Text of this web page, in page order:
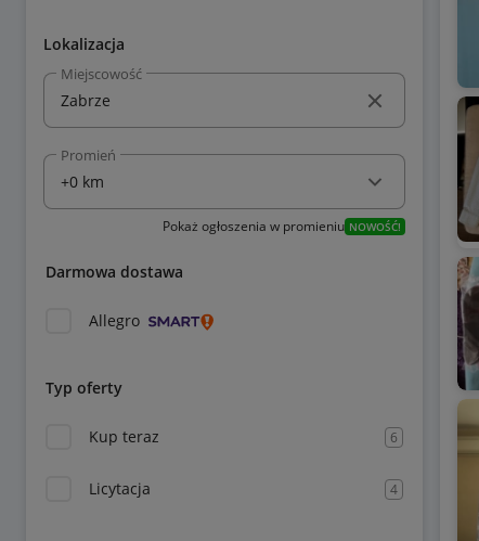
Lokalizacja
Miejscowość
Promień
Pokaż ogłoszenia w promieniu NOWOŚĆ!
Darmowa dostawa
Allegro
Typ oferty
Kup teraz 6
Licytacja 4